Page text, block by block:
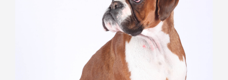
LEXIQUE
VERS LE SITE SCC.ASSO.FR